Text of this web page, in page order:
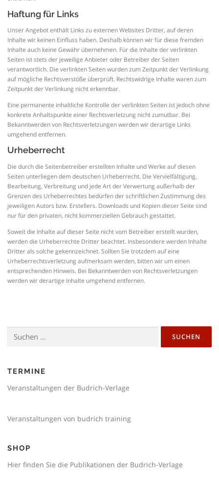
Haftung für Links
Unser Angebot enthält Links zu externen Websites Dritter, auf deren
Inhalte wir keinen Einfluss haben. Deshalb können wir für diese fremden
Inhalte auch keine Gewähr übernehmen. Für die Inhalte der verlinkten
Seiten ist stets der jeweilige Anbieter oder Betreiber der Seiten
verantwortlich. Die verlinkten Seiten wurden zum Zeitpunkt der Verlinkung
auf mögliche Rechtsverstöße überprüft. Rechtswidrige Inhalte waren zum
Zeitpunkt der Verlinkung nicht erkennbar.
Eine permanente inhaltliche Kontrolle der verlinkten Seiten ist jedoch ohne
konkrete Anhaltspunkte einer Rechtsverletzung nicht zumutbar. Bei
Bekanntwerden von Rechtsverletzungen werden wir derartige Links
umgehend entfernen.
Urheberrecht
Die durch die Seitenbetreiber erstellten Inhalte und Werke auf diesen
Seiten unterliegen dem deutschen Urheberrecht. Die Vervielfältigung,
Bearbeitung, Verbreitung und jede Art der Verwertung außerhalb der
Grenzen des Urheberrechtes bedürfen der schriftlichen Zustimmung des
jeweiligen Autors bzw. Erstellers. Downloads und Kopien dieser Seite sind
nur für den privaten, nicht kommerziellen Gebrauch gestattet.
Soweit die Inhalte auf dieser Seite nicht vom Betreiber erstellt wurden,
werden die Urheberrechte Dritter beachtet. Insbesondere werden Inhalte
Dritter als solche gekennzeichnet. Sollten Sie trotzdem auf eine
Urheberrechtsverletzung aufmerksam werden, bitten wir um einen
entsprechenden Hinweis. Bei Bekanntwerden von Rechtsverletzungen
werden wir derartige Inhalte umgehend entfernen.
nach:
TERMINE
Veranstaltungen der Budrich-Verlage
Veranstaltungen von budrich training
SHOP
Hier finden Sie die Publikationen der Budrich-Verlage